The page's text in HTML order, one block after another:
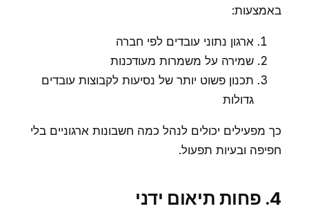
באמצעות:
ארגון נתוני עובדים לפי חברה
שמירה על משמרות מעודכנות
תכנון פשוט יותר של נסיעות לקבוצות עובדים
גדולות
כך מפעילים יכולים לנהל כמה חשבונות ארגוניים בלי
חפיפה ובעיות תפעול.
4. פחות תיאום ידני